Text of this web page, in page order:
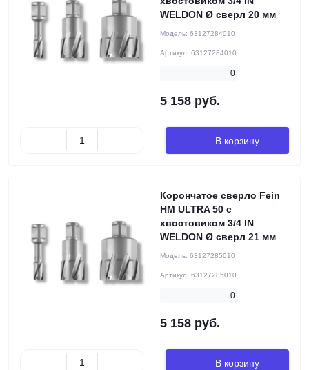
WELDON Ø сверл 20 мм
Модель: 63127284010
Артикул: 63127284010
0
5 158 руб.
В корзину
Корончатое сверло Fein
HM ULTRA 50 с
хвостовиком 3/4 IN
WELDON Ø сверл 21 мм
Модель: 63127285010
Артикул: 63127285010
0
5 158 руб.
В корзину